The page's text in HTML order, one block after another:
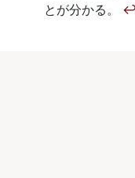
とが分かる。 ↩